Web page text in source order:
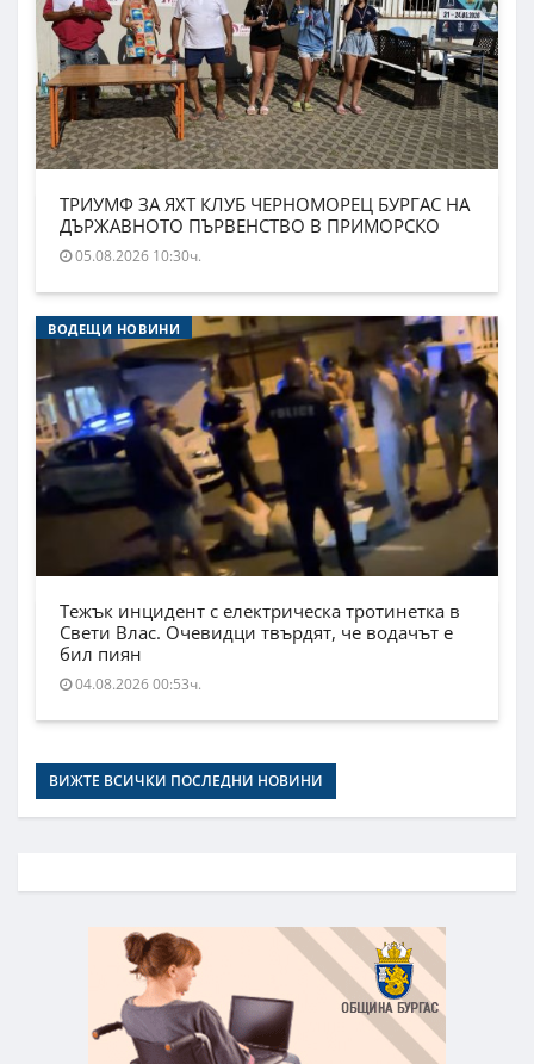
ТРИУМФ ЗА ЯХТ КЛУБ ЧЕРНОМОРЕЦ БУРГАС НА
ДЪРЖАВНОТО ПЪРВЕНСТВО В ПРИМОРСКО
05.08.2026 10:30ч.
ВОДЕЩИ НОВИНИ
Тежък инцидент с електрическа тротинетка в
Свети Влас. Очевидци твърдят, че водачът е
бил пиян
04.08.2026 00:53ч.
ВИЖТЕ ВСИЧКИ ПОСЛЕДНИ НОВИНИ